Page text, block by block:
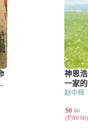
赵中辉